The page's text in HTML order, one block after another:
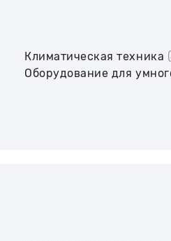
Климатическая техника
Оборудование для